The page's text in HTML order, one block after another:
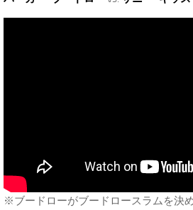
※ブードローがブードロースラムを決